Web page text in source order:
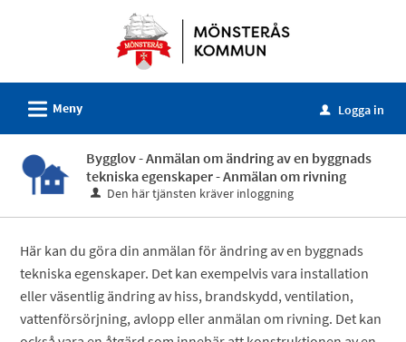
tjänster
Mönsterås
kommun
L Meny u Logga in
Bygglov - Anmälan om ändring av en byggnads
tekniska egenskaper - Anmälan om rivning
Den här tjänsten kräver inloggning
Här kan du göra din anmälan för ändring av en byggnads
tekniska egenskaper. Det kan exempelvis vara installation
eller väsentlig ändring av hiss, brandskydd, ventilation,
vattenförsörjning, avlopp eller anmälan om rivning. Det kan